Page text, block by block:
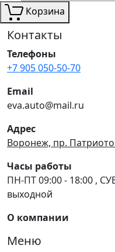
Корзина
Контакты
Телефоны
+7 905 050-50-70
Email
eva.auto@mail.ru
Адрес
Воронеж, пр.
Часы работы
ПН-ПТ 09:00 - 18:00 ,
выходной
О компании
Меню